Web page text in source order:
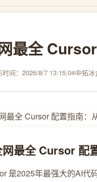
最全
时间：2026/8/7 13:15:04 拓冰
最全 Cursor 配
是2025年最强大的AI代